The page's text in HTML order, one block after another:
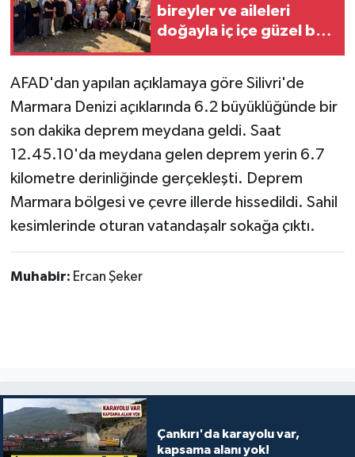
bireyler ve aileleri
doğayla iç içe güzel bir
AFAD'dan yapılan açıklamaya göre Silivri'de
Marmara Denizi açıklarında 6.2 büyüklüğünde bir
son dakika deprem meydana geldi. Saat
12.45.10'da meydana gelen deprem yerin 6.7
kilometre derinliğinde gerçekleşti. Deprem
Marmara bölgesi ve çevre illerde hissedildi. Sahil
kesimlerinde oturan vatandaşalr sokağa çıktı.
Muhabir: Ercan Şeker
Çankırı'da karayolu var,
kapsama alanı yok!
BİLİM&TEKNOLOJİ
BÖLGE
TÜRKİYE
DÜNYA